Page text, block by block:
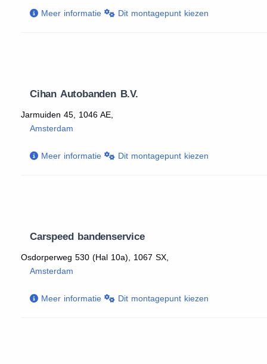
Meer informatie Dit montagepunt kiezen
Cihan Autobanden B.V.
Jarmuiden 45, 1046 AE,
Amsterdam
Meer informatie Dit montagepunt kiezen
Carspeed bandenservice
Osdorperweg 530 (Hal 10a), 1067 SX,
Amsterdam
Meer informatie Dit montagepunt kiezen